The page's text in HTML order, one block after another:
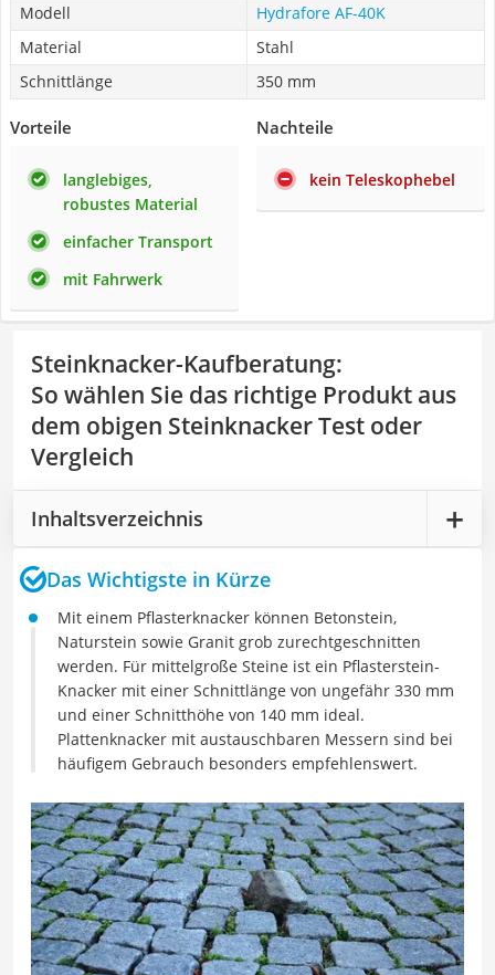
Modell
Hydrafore AF-40K
Material
Stahl
Schnittlänge
350 mm
Vorteile
langlebiges,
robustes Material
einfacher Transport
mit Fahrwerk
Nachteile
kein Teleskophebel
Steinknacker-Kaufberatung:
So wählen Sie das richtige Produkt aus
dem obigen Steinknacker Test oder
Vergleich
Inhaltsverzeichnis
Das Wichtigste in Kürze
Mit einem Pflasterknacker können Betonstein,
Naturstein sowie Granit grob zurechtgeschnitten
werden. Für mittelgroße Steine ist ein Pflasterstein-
Knacker mit einer Schnittlänge von ungefähr 330 mm
und einer Schnitthöhe von 140 mm ideal.
Plattenknacker mit austauschbaren Messern sind bei
häufigem Gebrauch besonders empfehlenswert.